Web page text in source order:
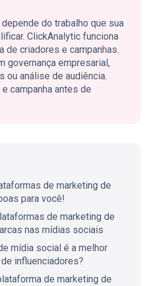
do trabalho que sua
ClickAnalytic funciona
de criadores e campanhas.
governança empresarial,
ou análise de audiência.
campanha antes de
de marketing de
para você!
de marketing de
nas mídias sociais
mídia social é a melhor
influenciadores?
de marketing de